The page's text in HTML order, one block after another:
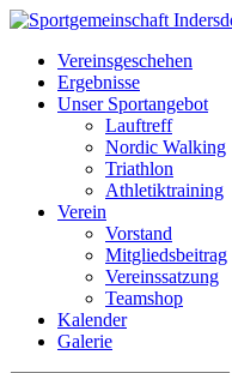
Vereinsgeschehen
Ergebnisse
Unser Sportangebot
Lauftreff
Nordic Walking
Triathlon
Athletiktraining
Verein
Vorstand
Mitgliedsbeitrag
Vereinssatzung
Teamshop
Kalender
Galerie